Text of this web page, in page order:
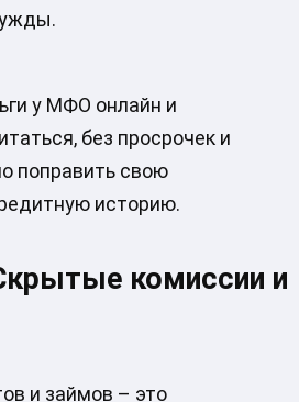
у МФО онлайн и
без просрочек и
поправить свою
историю.
комиссии и
и займов – это